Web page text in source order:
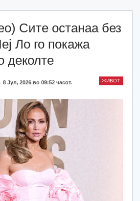
Сите останаа без
Ло го покажа
деколте
ЖИВОТ
8 Јул, 2026 во 09:52 часот.